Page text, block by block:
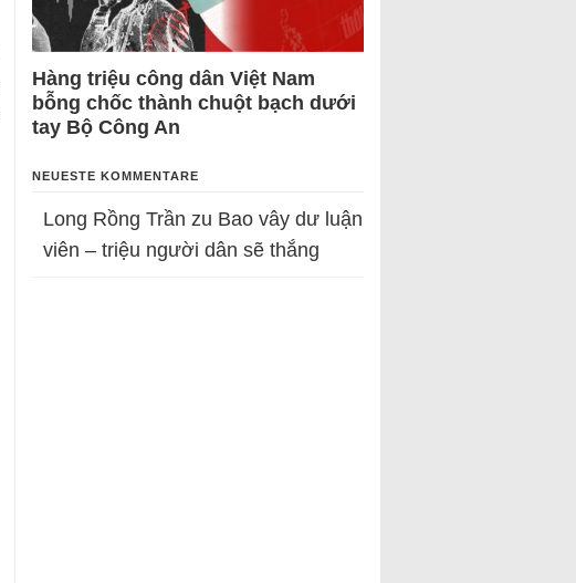
Hàng triệu công dân Việt Nam
bỗng chốc thành chuột bạch dưới
tay Bộ Công An
NEUESTE KOMMENTARE
Long Rồng Trần zu Bao vây dư luận
viên – triệu người dân sẽ thắng